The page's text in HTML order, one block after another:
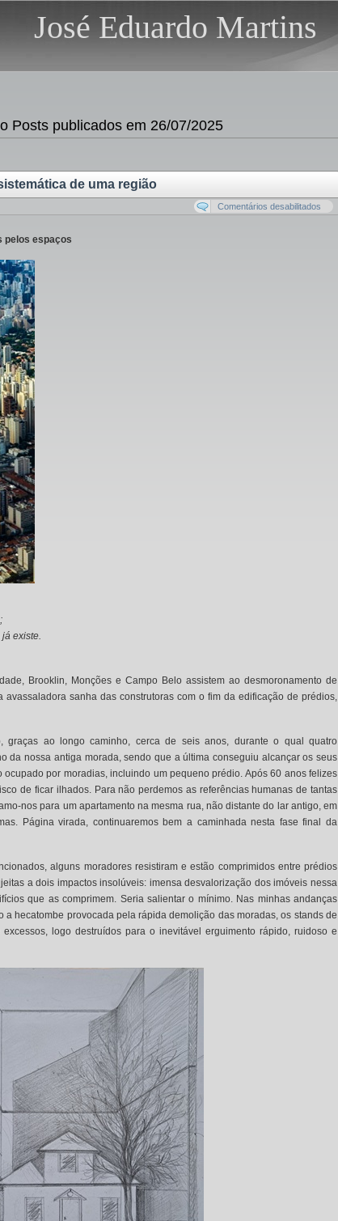
José Eduardo Martins
Posts publicados em 26/07/2025
de uma região
Comentários desabilitados
pelos espaços
existe.
Brooklin, Monções e Campo Belo assistem ao desmoronamento de
sanha das construtoras com o fim da edificação de prédios,
graças ao longo caminho, cerca de seis anos, durante o qual quatro
da nossa antiga morada, sendo que a última conseguiu alcançar os seus
por moradias, incluindo um pequeno prédio. Após 60 anos felizes
de ficar ilhados. Para não perdemos as referências humanas de tantas
nos para um apartamento na mesma rua, não distante do lar antigo, em
Página virada, continuaremos bem a caminhada nesta fase final da
alguns moradores resistiram e estão comprimidos entre prédios
a dois impactos insolúveis: imensa desvalorização dos imóveis nessa
que as comprimem. Seria salientar o mínimo. Nas minhas andanças
a hecatombe provocada pela rápida demolição das moradas, os stands de
logo destruídos para o inevitável erguimento rápido, ruidoso e